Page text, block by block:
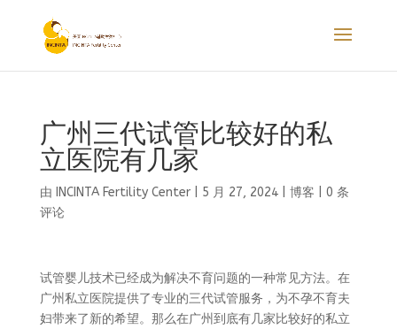
广州三代试管比较好的私
立医院有几家
由 INCINTA Fertility Center| 5 月 27, 2024| 博客
0 条
评论
试管婴儿技术已经成为解决不育问题的一种常见方法。在
广州私立医院提供了专业的三代试管服务，为不孕不育夫
妇带来了新的希望。那么在广州到底有几家比较好的私立